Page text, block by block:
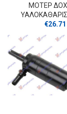
ΜΟΤΕΡ
€26.71